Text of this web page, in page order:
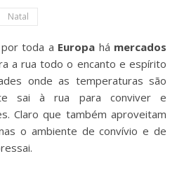
Natal
por toda a Europa há mercados
a rua todo o encanto e espírito
onde as temperaturas são
sai à rua para conviver e
Claro que também aproveitam
o ambiente de convívio e de